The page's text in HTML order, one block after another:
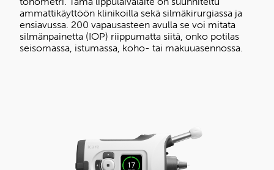
ammattikäyttöön klinikoilla sekä silmäkirurgiassa ja
ensiavussa. 200 vapausasteen avulla se voi mitata
silmänpainetta (IOP) riippumatta siitä, onko potilas
seisomassa, istumassa, koho- tai makuuasennossa.